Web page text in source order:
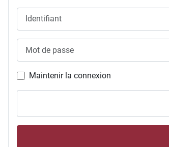
Maintenir la connexion